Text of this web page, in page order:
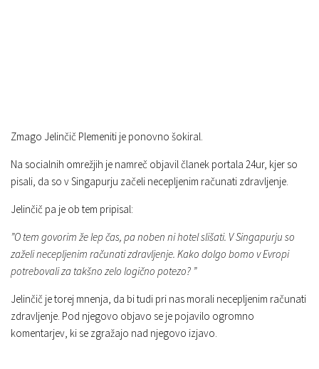
Zmago Jelinčič Plemeniti je ponovno šokiral.
Na socialnih omrežjih je namreč objavil članek portala 24ur, kjer so
pisali, da so v Singapurju začeli necepljenim računati zdravljenje.
Jelinčič pa je ob tem pripisal:
”O tem govorim že lep čas, pa noben ni hotel slišati. V Singapurju so
zaželi necepljenim računati zdravljenje. Kako dolgo bomo v Evropi
potrebovali za takšno zelo logično potezo? ”
Jelinčič je torej mnenja, da bi tudi pri nas morali necepljenim računati
zdravljenje. Pod njegovo objavo se je pojavilo ogromno
komentarjev, ki se zgražajo nad njegovo izjavo.